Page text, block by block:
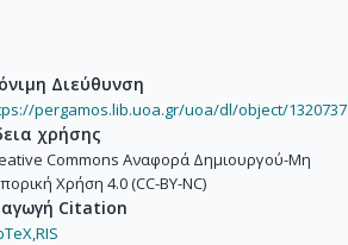
Διεύθυνση
pergamos.lib.uoa.gr/uoa/dl/object/1320737
χρήσης
Commons Αναφορά Δημιουργού-Μη
Χρήση 4.0 (CC-BY-NC)
Citation
RIS